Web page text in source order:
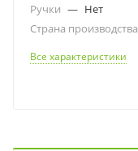
Ручки — Нет
Страна производства
Все характеристики